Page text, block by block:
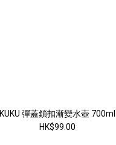
KUKU 彈蓋鎖扣漸變水壺 700ml
HK$99.00